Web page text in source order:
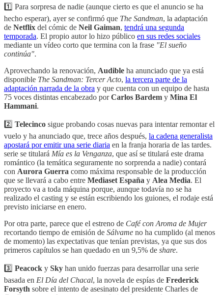
1️⃣ Para sorpresa de nadie (aunque cierto es que el anuncio se ha
hecho esperar), ayer se confirmó que The Sandman, la adaptación
de Netflix del cómic de Neil Gaiman, tendrá una segunda
temporada. El propio autor lo hizo público en sus redes sociales
mediante un vídeo corto que termina con la frase "El sueño
continúa".
Aprovechando la renovación, Audible ha anunciado que ya está
disponible The Sandman: Tercer Acto, la tercera parte de la
adaptación narrada de la obra y que cuenta con un equipo de hasta
75 voces distintas encabezado porCarlos Bardem y Mina El
Hammani.
2️⃣ Telecinco sigue probando cosas nuevas para intentar remontar el
vuelo y ha anunciado que, trece años después, la cadena generalista
apostará por emitir una serie diaria en la franja horaria de las tardes.
serie se titulará Mía es la Venganza, que así se titulará este drama
romántico (la temática seguramente no sorprenda a nadie) contará
con Aurora Guerra como máxima responsable de la producción
que se llevará a cabo entre Mediaset España y Alea Media. El
proyecto va a toda máquina porque, aunque todavía no se ha
realizado el casting y se están escribiendo los guiones, el rodaje está
previsto iniciarse en enero.
Por otra parte, parece que el estreno de Café con Aroma de Mujer
recortando tiempo de emisión de Sálvame no ha cumplido (al menos
de momento) las expectativas que tenían previstas, ya que sus dos
primeros capítulos se han quedado en un 9,5% de share.
3️⃣ Peacock y Sky han unido fuerzas para desarrollar una serie
basada en El Día del Chacal, la novela de espías de Frederick
Forsyth sobre el intento de asesinato del presidente Charles de